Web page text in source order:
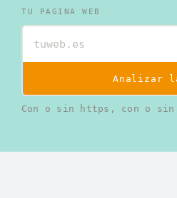
TU PAGINA WEB
Analizar
Con o sin https, con o sin